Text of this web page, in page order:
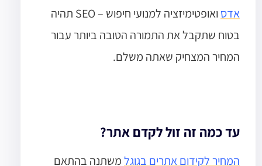
אדס
ואופטימיזציה למנועי חיפוש – SEO תהיה
בטוח שתקבל את התמורה הטובה ביותר עבור
המחיר המצחיק שאתה משלם.
עד כמה זה זול לקדם אתר?
המחיר לקידום אתרים בגוגלמשתנה בהתאם